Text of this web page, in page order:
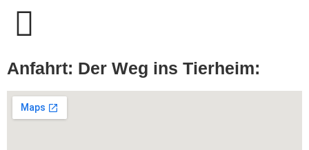
Anfahrt: Der Weg ins Tierheim: